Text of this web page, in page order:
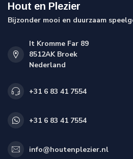
Hout en Plezier
Bijzonder mooi en duurzaam
It Kromme Far 89
8512AK Broek
Nederland
+31 6 83 41 7554
+31 6 83 41 7554
info@houtenplezier.nl